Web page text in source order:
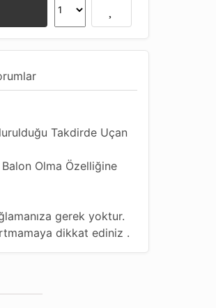
Takdirde Uçan
Olma Özelliğine
gerek yoktur.
dikkat ediniz .